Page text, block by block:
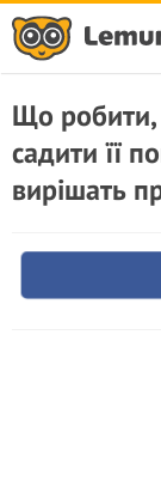
Що робити,
садити її
вирішать